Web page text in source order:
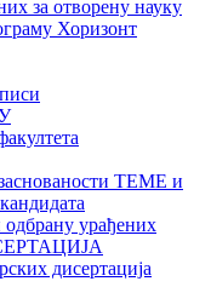
за отворену науку
Хоризонт
ТЕМЕ и
урађених
дисертација